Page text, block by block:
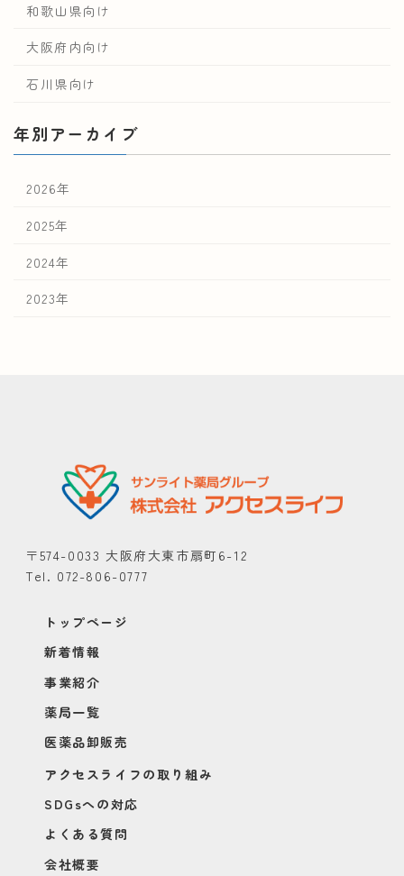
和歌山県向け
大阪府内向け
石川県向け
年別アーカイブ
2026年
2025年
2024年
2023年
〒574-0033 大阪府大東市扇町6-12
Tel. 072-806-0777
トップページ
新着情報
事業紹介
薬局一覧
医薬品卸販売
アクセスライフの取り組み
SDGsへの対応
よくある質問
会社概要